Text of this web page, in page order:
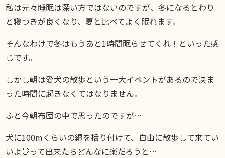
私は元々睡眠は深い方ではないのですが、冬になるとわり
と寝つきが良くなり、夏と比べてよく眠れます。
そんなわけで冬はもうあと1時間眠らせてくれ！といった感
じです。
しかし朝は愛犬の散歩という一大イベントがあるので決ま
った時間に起きなくてはなりません。
ふと今朝布団の中で思ったのですが…
犬に100mくらいの縄を括り付けて、自由に散歩して来てい
いよ👋って出来たらどんなに楽だろうと…